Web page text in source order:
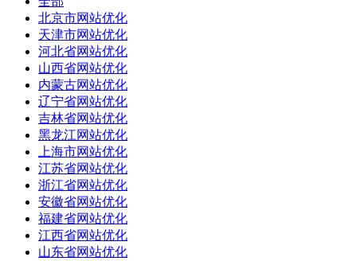
北京市网站优化
天津市网站优化
河北省网站优化
山西省网站优化
内蒙古网站优化
辽宁省网站优化
吉林省网站优化
黑龙江网站优化
上海市网站优化
江苏省网站优化
浙江省网站优化
安徽省网站优化
福建省网站优化
江西省网站优化
山东省网站优化